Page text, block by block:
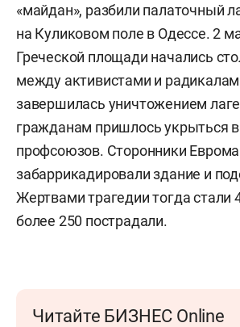
«майдан», разбили палаточный
на Куликовом поле в Одессе. 2
Греческой площади начались
между активистами и
завершилась уничтожением
гражданам пришлось укрыться
профсоюзов. Сторонники
забаррикадировали здание и
Жертвами трагедии тогда стали
более 250 пострадали.
Читайте БИЗНЕС Online